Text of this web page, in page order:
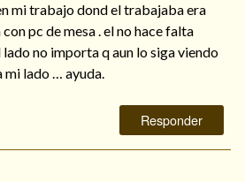
mi trabajo dond el trabajaba era
pc de mesa . el no hace falta
no importa q aun lo siga viendo
mi lado … ayuda.
Responder